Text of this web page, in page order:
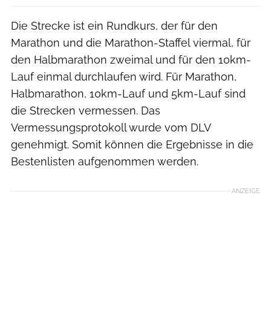
Die Strecke ist ein Rundkurs, der für den
Marathon und die Marathon-Staffel viermal, für
den Halbmarathon zweimal und für den 10km-
Lauf einmal durchlaufen wird. Für Marathon,
Halbmarathon, 10km-Lauf und 5km-Lauf sind
die Strecken vermessen. Das
Vermessungsprotokoll wurde vom DLV
genehmigt. Somit können die Ergebnisse in die
Bestenlisten aufgenommen werden.
ANZEIGE